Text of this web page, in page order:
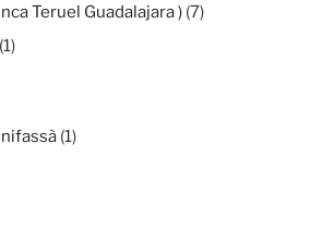
Teruel Guadalajara ) (7)
(1)
(1)